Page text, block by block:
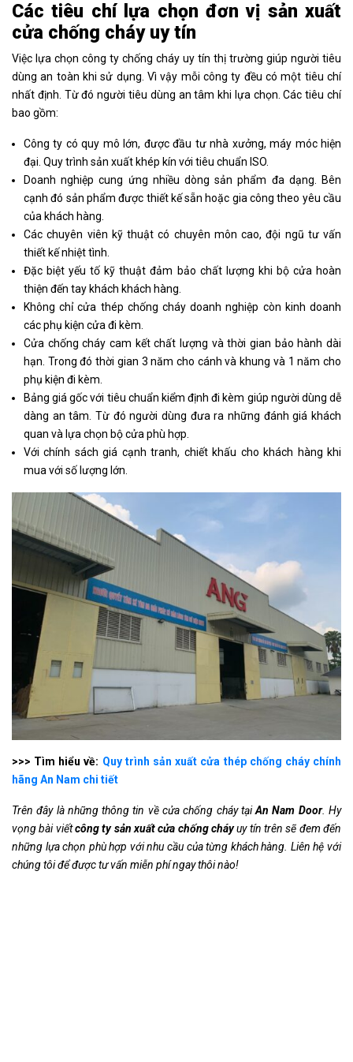
Các tiêu chí lựa chọn đơn vị sản xuất
cửa chống cháy uy tín
Việc lựa chọn công ty chống cháy uy tín thị trường giúp người tiêu
dùng an toàn khi sử dụng. Vì vậy mỗi công ty đều có một tiêu chí
nhất định. Từ đó người tiêu dùng an tâm khi lựa chọn. Các tiêu chí
bao gồm:
Công ty có quy mô lớn, được đầu tư nhà xưởng, máy móc hiện
đại. Quy trình sản xuất khép kín với tiêu chuẩn ISO.
Doanh nghiệp cung ứng nhiều dòng sản phẩm đa dạng. Bên
cạnh đó sản phẩm được thiết kế sẵn hoặc gia công theo yêu cầu
của khách hàng.
Các chuyên viên kỹ thuật có chuyên môn cao, đội ngũ tư vấn
thiết kế nhiệt tình.
Đặc biệt yếu tố kỹ thuật đảm bảo chất lượng khi bộ cửa hoàn
thiện đến tay khách khách hàng.
Không chỉ cửa thép chống cháy doanh nghiệp còn kinh doanh
các phụ kiện cửa đi kèm.
Cửa chống cháy cam kết chất lượng và thời gian bảo hành dài
hạn. Trong đó thời gian 3 năm cho cánh và khung và 1 năm cho
phụ kiện đi kèm.
Bảng giá gốc với tiêu chuẩn kiểm định đi kèm giúp người dùng dễ
dàng an tâm. Từ đó người dùng đưa ra những đánh giá khách
quan và lựa chọn bộ cửa phù hợp.
Với chính sách giá cạnh tranh, chiết khấu cho khách hàng khi
mua với số lượng lớn.
>>> Tìm hiểu về: Quy trình sản xuất cửa thép chống cháy chính
hãng An Nam chi tiết
Trên đây là những thông tin về cửa chống cháy tạiAn Nam Door. Hy
vọng bài viếtcông ty sản xuất cửa chống cháyuy tín trên sẽ đem đến
những lựa chọn phù hợp với nhu cầu của từng khách hàng. Liên hệ với
chúng tôi để được tư vấn miễn phí ngay thôi nào!